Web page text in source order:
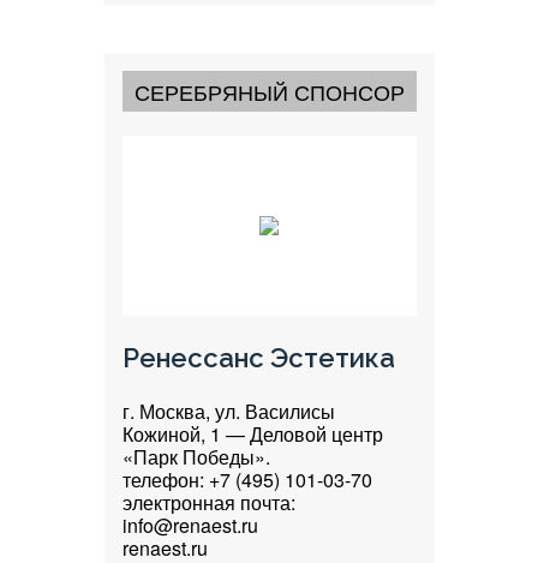
СЕРЕБРЯНЫЙ СПОНСОР
Ренессанс Эстетика
г. Москва, ул. Василисы
Кожиной, 1 — Деловой центр
«Парк Победы».
телефон: +7 (495) 101-03-70
электронная почта:
info@renaest.ru
renaest.ru